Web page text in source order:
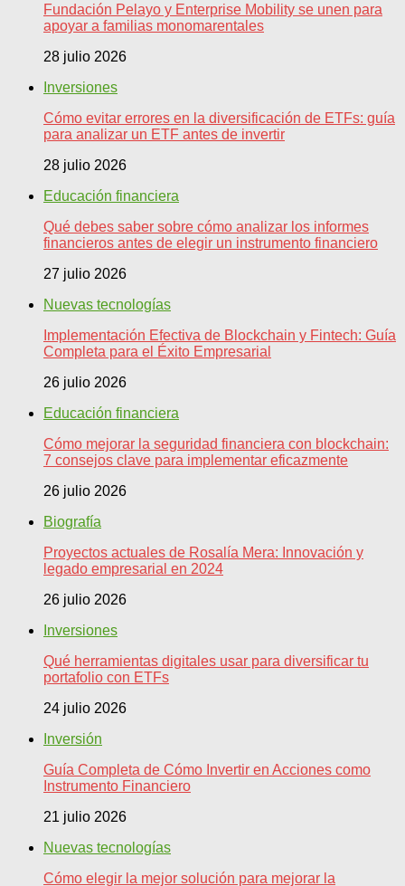
Fundación Pelayo y Enterprise Mobility se unen para
apoyar a familias monomarentales
28 julio 2026
Inversiones
Cómo evitar errores en la diversificación de ETFs: guía
para analizar un ETF antes de invertir
28 julio 2026
Educación financiera
Qué debes saber sobre cómo analizar los informes
financieros antes de elegir un instrumento financiero
27 julio 2026
Nuevas tecnologías
Implementación Efectiva de Blockchain y Fintech: Guía
Completa para el Éxito Empresarial
26 julio 2026
Educación financiera
Cómo mejorar la seguridad financiera con blockchain:
7 consejos clave para implementar eficazmente
26 julio 2026
Biografía
Proyectos actuales de Rosalía Mera: Innovación y
legado empresarial en 2024
26 julio 2026
Inversiones
Qué herramientas digitales usar para diversificar tu
portafolio con ETFs
24 julio 2026
Inversión
Guía Completa de Cómo Invertir en Acciones como
Instrumento Financiero
21 julio 2026
Nuevas tecnologías
Cómo elegir la mejor solución para mejorar la